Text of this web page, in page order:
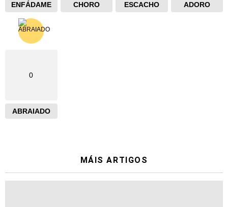
ENFÁDAME CHORO ESCACHO ADORO
0
ABRAIADO
MÁIS ARTIGOS